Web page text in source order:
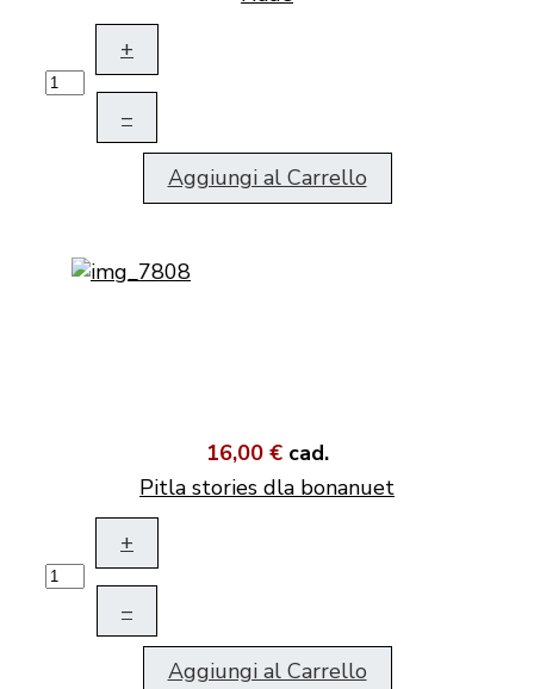
+
–
Aggiungi al Carrello
16,00 € cad.
Pitla stories dla bonanuet
+
–
Aggiungi al Carrello